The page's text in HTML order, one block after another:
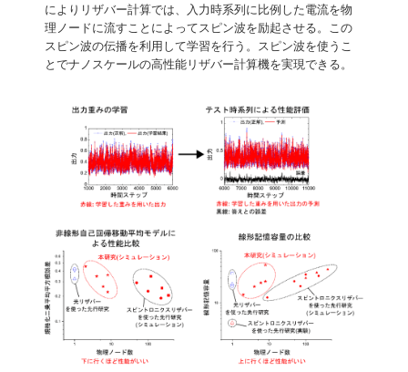
によりリザバー計算では、入力時系列に比例した電流を物
理ノードに流すことによってスピン波を励起させる。この
スピン波の伝播を利用して学習を行う。スピン波を使うこ
とでナノスケールの高性能リザバー計算機を実現できる。